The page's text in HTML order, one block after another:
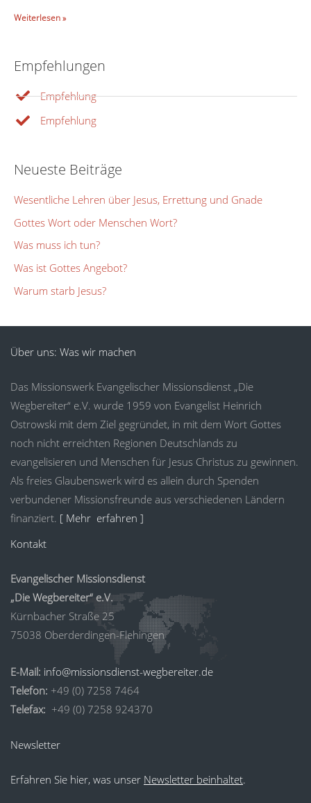
Weiterlesen »
Empfehlungen
Empfehlung
Empfehlung
Neueste Beiträge
Wesentliche Lehren über Jesus, Errettung und Gnade
Gottes Wort oder Menschen Wort?
Was muss ich tun?
Was ist Gottes Angebot?
Warum starb Jesus?
Über uns: Was wir machen
Das Missionswerk Evangelischer Missionsdienst „Die
Wegbereiter“ e.V. wurde 1959 von Evangelist Heinrich
Ostrowski mit dem Ziel gegründet, in mit dem Wort Gottes
noch nicht erreichten Regionen Deutschlands zu
evangelisieren und Menschen für Jesus Christus zu gewinnen.
Als freies Glaubenswerk wird es allein durch Spenden
verbundener Missionsfreunde aus verschiedenen Ländern
finanziert. [ Mehr erfahren ]
Kontakt
Evangelischer Missionsdienst
„Die Wegbereiter“ e.V.
Kürnbacher Straße 25
75038 Oberderdingen-Flehingen
E-Mail: info@missionsdienst-wegbereiter.de
Telefon: +49 (0) 7258 7464
Telefax: +49 (0) 7258 924370
Newsletter
Erfahren Sie hier, was unser Newsletter beinhaltet.